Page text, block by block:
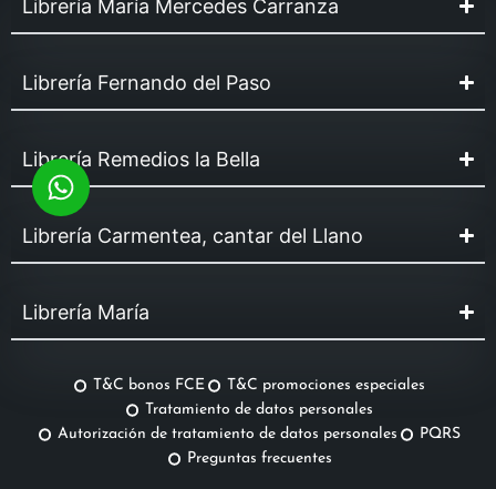
Librería María Mercedes Carranza
Librería Fernando del Paso
Librería Remedios la Bella
Librería Carmentea, cantar del Llano
Librería María
T&C bonos FCE
T&C promociones especiales
Tratamiento de datos personales
Autorización de tratamiento de datos personales
PQRS
Preguntas frecuentes